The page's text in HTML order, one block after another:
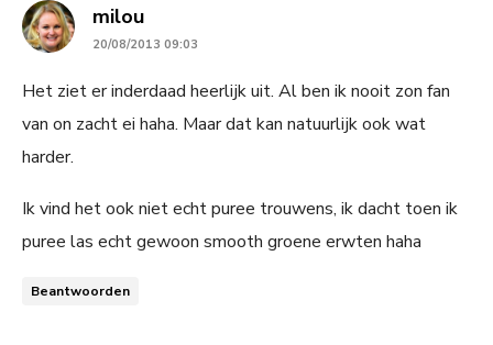
milousays:
20/08/2013 09:03
Het ziet er inderdaad heerlijk uit. Al ben ik nooit zon fan
van on zacht ei haha. Maar dat kan natuurlijk ook wat
harder.
Ik vind het ook niet echt puree trouwens, ik dacht toen ik
puree las echt gewoon smooth groene erwten haha
Beantwoorden